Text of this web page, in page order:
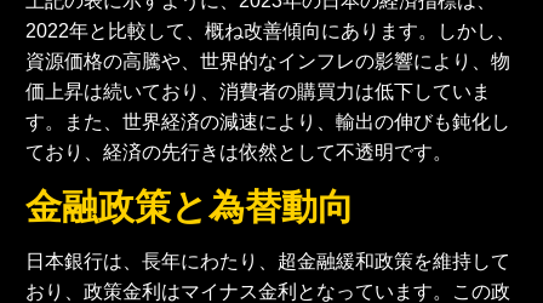
2022年と比較して、概ね改善傾向にあります。しかし、
資源価格の高騰や、世界的なインフレの影響により、物
価上昇は続いており、消費者の購買力は低下していま
す。また、世界経済の減速により、輸出の伸びも鈍化し
ており、経済の先行きは依然として不透明です。
金融政策と為替動向
日本銀行は、長年にわたり、超金融緩和政策を維持して
おり、政策金利はマイナス金利となっています。この政